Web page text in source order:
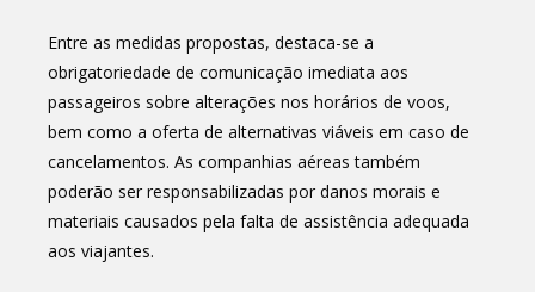
Entre as medidas propostas, destaca-se a
obrigatoriedade de comunicação imediata aos
passageiros sobre alterações nos horários de voos,
bem como a oferta de alternativas viáveis em caso de
cancelamentos. As companhias aéreas também
poderão ser responsabilizadas por danos morais e
materiais causados pela falta de assistência adequada
aos viajantes.